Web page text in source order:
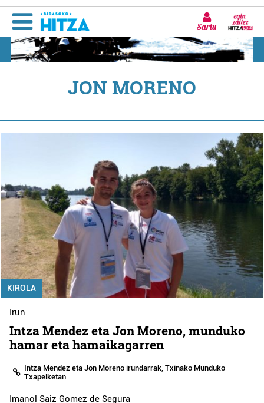
Sartu
JON MORENO
KIROLA
Irun
Intza Mendez eta Jon Moreno, munduko
hamar eta hamaikagarren
Intza Mendez eta Jon Moreno irundarrak, Txinako Munduko
Txapelketan
Imanol Saiz Gomez de Segura